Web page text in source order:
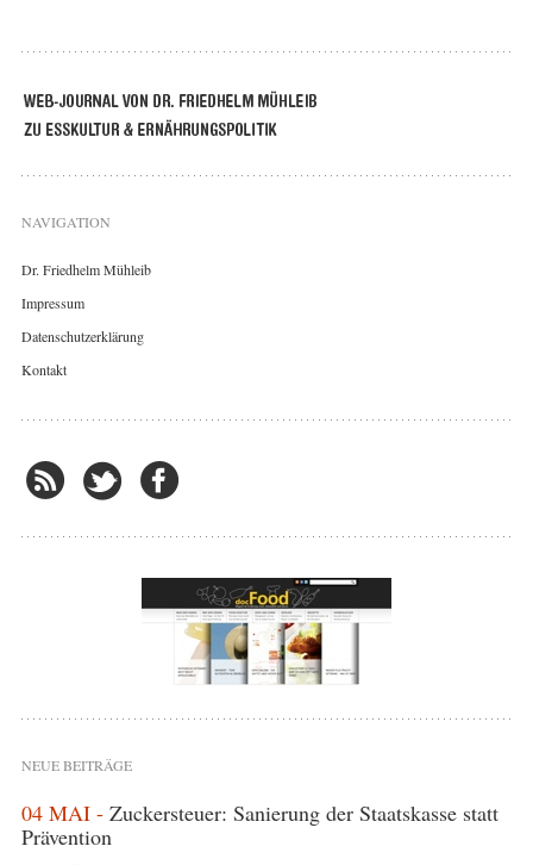
NAVIGATION
Dr. Friedhelm Mühleib
Impressum
Datenschutzerklärung
Kontakt
NEUE BEITRÄGE
04 MAI - Zuckersteuer: Sanierung der Staatskasse statt
Prävention